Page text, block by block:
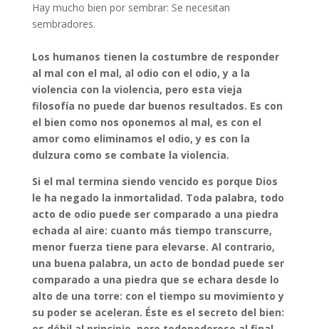
Hay mucho bien por sembrar: Se necesitan
sembradores.
Los humanos tienen la costumbre de responder
al mal con el mal, al odio con el odio, y a la
violencia con la violencia, pero esta vieja
filosofía no puede dar buenos resultados. Es con
el bien como nos oponemos al mal, es con el
amor como eliminamos el odio, y es con la
dulzura como se combate la violencia.
Si el mal termina siendo vencido es porque Dios
le ha negado la inmortalidad. Toda palabra, todo
acto de odio puede ser comparado a una piedra
echada al aire: cuanto más tiempo transcurre,
menor fuerza tiene para elevarse. Al contrario,
una buena palabra, un acto de bondad puede ser
comparado a una piedra que se echara desde lo
alto de una torre: con el tiempo su movimiento y
su poder se aceleran. Éste es el secreto del bien: